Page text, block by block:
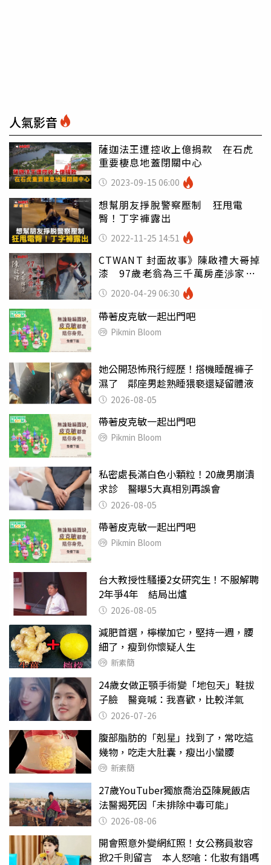
人氣影音
薩迦法王遭控收上億捐款 在石虎
重要棲息地蓋閉關中心
2023-09-15 06:00
想幫朋友掙脫警察壓制 狂甩電
臀！丁字褲露出
2022-11-25 14:51
CTWANT 封面故事》陳啟禮大哥掉
漆 97歲老翁為三千萬房產渉家暴
鬧離婚
2020-04-29 06:30
帶著皮克敏一起出門吧
Pikmin Bloom
她公開恐怖飛行經歷！搭機睡醒褲子
濕了 鄰座男趁熟睡猥褻還疑留體液
2026-08-05
帶著皮克敏一起出門吧
Pikmin Bloom
私密處長滿白色小顆粒！20歲男崩潰
求診 醫曝5大真相別再誤會
2026-08-05
帶著皮克敏一起出門吧
Pikmin Bloom
台大教授性騷擾2女研究生！不服解聘
2年爭4年 結局出爐
2026-08-05
減肥首選，檸檬加它，堅持一週，腰
細了，瘦到你懷疑人生
新素簡
24歲女做正顎手術變「地包天」鞋拔
子臉 醫竟喊：我喜歡，比較洋氣
2026-07-26
腹部脂肪的「剋星」找到了，常吃這
幾物，吃走大肚囊，瘦出小蠻腰
新素簡
27歲YouTuber獨旅喬治亞陳屍飯店
法醫揭死因「未排除中毒可能」
2026-08-06
開會照意外變網紅照！女公務員妝容
掀2千則留言 本人怒嗆：化妝有錯嗎